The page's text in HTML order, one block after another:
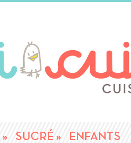
» SUCRÉ » ENFANTS